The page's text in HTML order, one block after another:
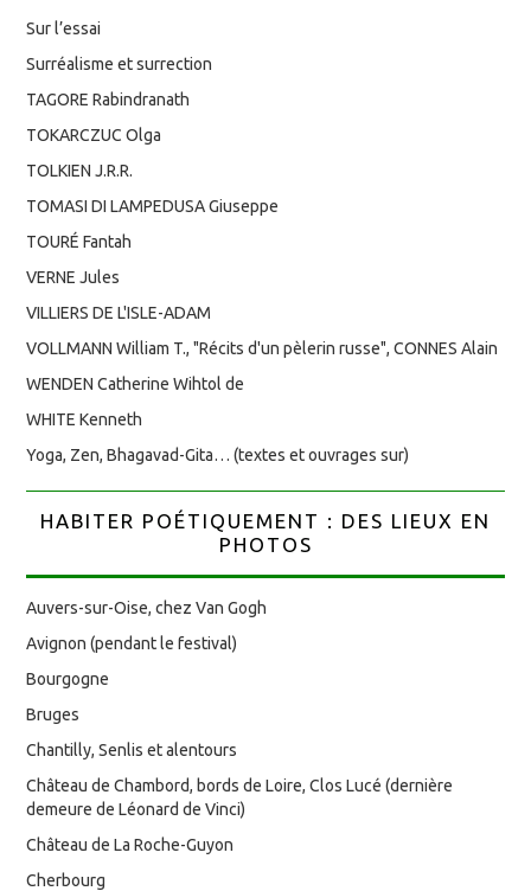
Sur l’essai
Surréalisme et surrection
TAGORE Rabindranath
TOKARCZUC Olga
TOLKIEN J.R.R.
TOMASI DI LAMPEDUSA Giuseppe
TOURÉ Fantah
VERNE Jules
VILLIERS DE L'ISLE-ADAM
VOLLMANN William T., "Récits d'un pèlerin russe", CONNES Alain
WENDEN Catherine Wihtol de
WHITE Kenneth
Yoga, Zen, Bhagavad-Gita… (textes et ouvrages sur)
HABITER POÉTIQUEMENT : DES LIEUX EN
PHOTOS
Auvers-sur-Oise, chez Van Gogh
Avignon (pendant le festival)
Bourgogne
Bruges
Chantilly, Senlis et alentours
Château de Chambord, bords de Loire, Clos Lucé (dernière
demeure de Léonard de Vinci)
Château de La Roche-Guyon
Cherbourg